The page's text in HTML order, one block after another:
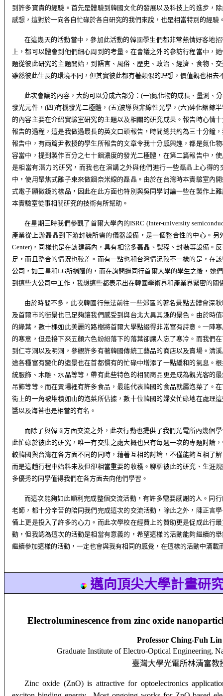
到許多寶貴的經驗。首先是體驗到韓國文化的發展以及科技上的進步，
感想，這對於一向各自忙碌於各自研究的我們來說，也是相當特別的經驗
在這幾天的活動當中，參加此活動的韓國學生們都非常熱情好客地
上，都可以體會到他們細心周到的考量。在會議之外的參訪行程當中，
題從彼此研究的主題開始，到語言、風俗、歷史、政治、經濟、食物、
雖然彼此生長的環境不同，但其實彼此都有著類似的理想，價值觀也相去
此次會議的內容，大約可以分成六部分： (一)氮化物的成長 、量測、
發光元件，(四 )有機發光二極體， (五)波導與非線性光學，(六)砷化銦鎵
的內容主要在介紹實驗室研究的主題以及相關的研究成果。報告時心情
報告的過程，這是我做過最長的英文口頭報告，時間總共約為三十分鐘
報告中，有兩篇尹教授的學生所報告的文章令我十分感興趣，都是氮化
容當中，提到製作百分之七十銦濃度的發光二極體，在第二篇報告中，
是相當有潛力的研究，而我也在演講之外與他們進行一些磊晶上心得
中，使用聚焦式離子束來做銦奈米線的磊晶。由於在台灣時本實驗室內
式電子顯微鏡的樣品，因此在此方面也特別與吳同學討論一些在製作上
本實驗室從事相關研究的技術有所幫助。
在星期三時我們參觀了首爾大學內的ISRC (Inter-university
產業從上游磊晶到下游封裝所需的儀器設備，是一個整合性的中心。另
Center) ，同樣也是在該建築內，具有相當多磊晶 、製程、封裝等設備。
足，而且整合的情況也較差。而有一點也和台灣情況較不一樣的是，在
公司，如三星和LG所捐贈的，而在詢問過同行首爾大學的學生之後，她
到這些大公司中工作，我想這些都表示出在韓國學術界和產業界緊密的關
由於時間不多，此次韓國行無法前往一些郊區的著名景點去體會深
及首爾市的街景也已足夠讓我們感受到與台北大異其趣的景色。由於時
的綠葉，數十棵如此美麗的路樹將首爾大學點綴得非常富有詩意。一陣
的寒意，但是接下來五顏六色紛紛落下的落葉卻讓人忘了寒冷。而我們
到仁寺洞以及明洞，參觀許多有著韓國傳統工藝品的商店以及賣場。清
途各種富有變化的造景也在首都慣有的忙碌中增添了一點緩和的氣息。
統服飾、木雕、水晶等等，帶有此些特色的相關商品更是成為觀光客的
吊飾等等。而在賣場裡有許多食品，最能代表韓國的食品就屬泡菜了。
街上的一角被堆積如山的泡菜所佔據，數十位韓國的婦女忙碌地在處理
醬以及海苔也是相當的有名。
而除了與韓國方面交流之外，此次行動也提供了我們光電所內幾個
此忙碌於彼此的研究，唯一有交集之處大概也只有每週一次的專題討論
較韓國與台灣在各方面不同的同時，藉著互相的討論，不僅能夠互相了
而是這趟行程中始料未及但卻相當重要的收穫。聊聊彼此的研究 、生涯
多優秀的同學值得我們在各方面去向他們學習。
而這次能夠如此順利完成整個交流活動，有許多需要感謝的人。同
老師，都十分辛苦的陪同我們完成這次的交流活動，除此之外，陳正言
備上更是投入了許多的心力。而此次學校在經費上的贊助更是促成此行
動，但我認為這次的活動是相當有意義的，希望這樣的活動能夠繼續的
繼續參加這樣的活動，一定也會與我有相同的感覺，在這樣的活動中滿載
邁向頂尖大學計畫研
Electroluminescence from zinc oxide
Professor Ching-Fuh Lin
Graduate Institute of Electro-Optical Engineering,
臺灣大學光電所林清富教
Zinc oxide (ZnO) is attractive for optoelectronics